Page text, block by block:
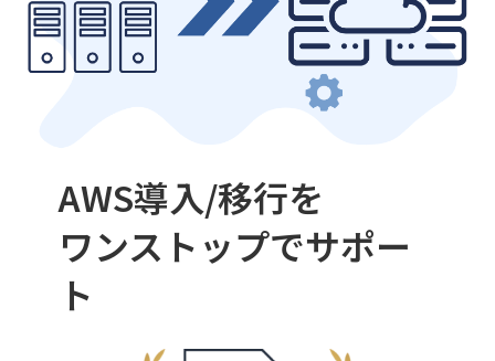
AWS導入/移行を
ワンストップでサポー
ト